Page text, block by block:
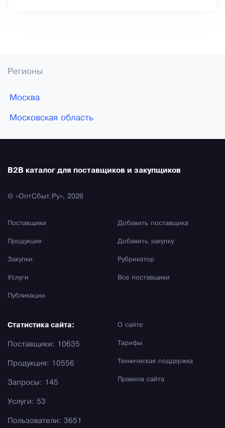
Регионы
Москва
Московская область
B2B каталог для поставщиков и закупщиков
© «ОптСбыт.Ру», 2026
Поставщики
Продукция
Закупки
Услуги
Публикации
Добавить поставщика
Добавить закупку
Рубрикатор
Все поставщики
О сайте
Тарифы
Техническая поддержка
Правила сайта
Статистика сайта:
Поставщики: 10635
Продукция: 10556
Запросы: 145
Услуги: 53
Пользователи: 3651